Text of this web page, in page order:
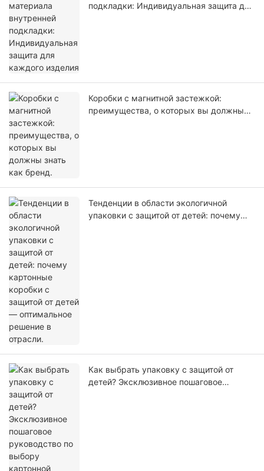
подкладки: Индивидуальная защита для
Коробки с магнитной застежкой:
преимущества, о которых вы должны
Тенденции в области экологичной
упаковки с защитой от детей: почему
Как выбрать упаковку с защитой от
детей? Эксклюзивное пошаговое